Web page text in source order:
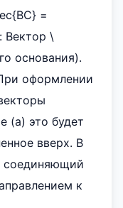
=
Вектор \
основания).
оформлении
(а) это будет
вверх. В
соединяющий
к